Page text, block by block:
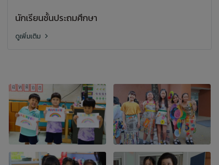
นักเรียนชั้นประถมศึกษา
ดูเพิ่มเติม